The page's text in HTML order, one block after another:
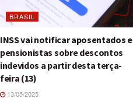
BRASIL
INSS vai notificar aposentados e
pensionistas sobre descontos
indevidos a partir desta terça-
feira (13)
13/05/2025